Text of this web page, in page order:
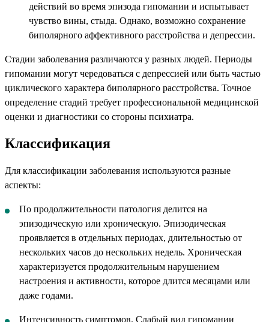
действий во время эпизода гипомании и испытывает
чувство вины, стыда. Однако, возможно сохранение
биполярного аффективного расстройства и депрессии.
Стадии заболевания различаются у разных людей. Периоды
гипомании могут чередоваться с депрессией или быть частью
циклического характера биполярного расстройства. Точное
определение стадий требует профессиональной медицинской
оценки и диагностики со стороны психиатра.
Классификация
Для классификации заболевания используются разные
аспекты:
По продолжительности патология делится на
эпизодическую или хроническую. Эпизодическая
проявляется в отдельных периодах, длительностью от
нескольких часов до нескольких недель. Хроническая
характеризуется продолжительным нарушением
настроения и активности, которое длится месяцами или
даже годами.
Интенсивность симптомов. Слабый вид гипомании